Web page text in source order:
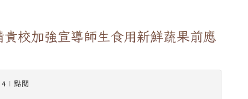
校加強宣導師生食用新鮮蔬果前應
| 點閱